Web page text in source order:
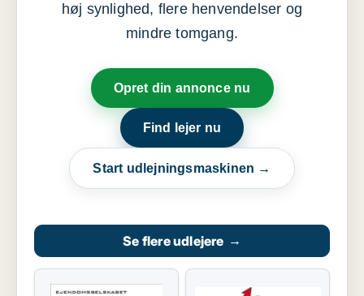
høj synlighed, flere henvendelser og
mindre tomgang.
Opret din annonce nu
Find lejer nu
Start udlejningsmaskinen →
Se flere udlejere →